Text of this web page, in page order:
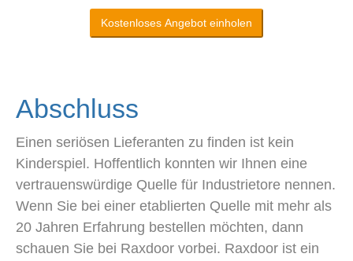
Kostenloses Angebot einholen
Abschluss
Einen seriösen Lieferanten zu finden ist kein
Kinderspiel. Hoffentlich konnten wir Ihnen eine
vertrauenswürdige Quelle für Industrietore nennen.
Wenn Sie bei einer etablierten Quelle mit mehr als
20 Jahren Erfahrung bestellen möchten, dann
schauen Sie bei Raxdoor vorbei. Raxdoor ist ein